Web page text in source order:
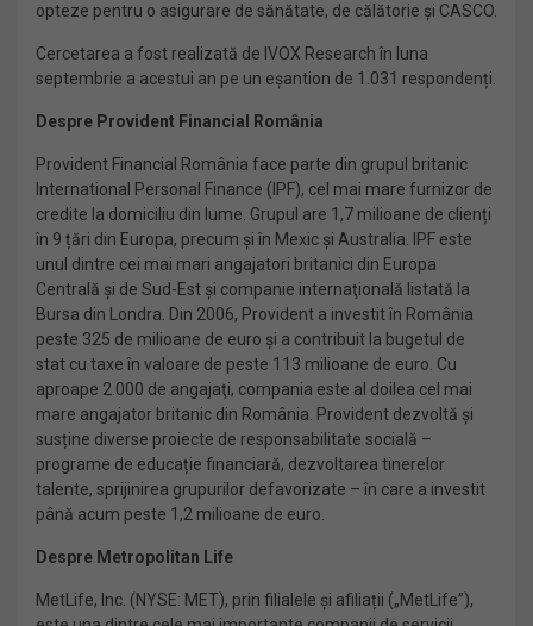
opteze pentru o asigurare de sănătate, de călătorie și CASCO.
Cercetarea a fost realizată de IVOX Research în luna
septembrie a acestui an pe un eșantion de 1.031 respondenți.
Despre Provident Financial România
Provident Financial România face parte din grupul britanic
International Personal Finance (IPF), cel mai mare furnizor de
credite la domiciliu din lume. Grupul are 1,7 milioane de clienți
în 9 țări din Europa, precum şi în Mexic și Australia. IPF este
unul dintre cei mai mari angajatori britanici din Europa
Centrală și de Sud-Est și companie internaţională listată la
Bursa din Londra. Din 2006, Provident a investit în România
peste 325 de milioane de euro și a contribuit la bugetul de
stat cu taxe în valoare de peste 113 milioane de euro. Cu
aproape 2.000 de angajaţi, compania este al doilea cel mai
mare angajator britanic din România. Provident dezvoltă și
susține diverse proiecte de responsabilitate socială –
programe de educație financiară, dezvoltarea tinerelor
talente, sprijinirea grupurilor defavorizate – în care a investit
până acum peste 1,2 milioane de euro.
Despre Metropolitan Life
MetLife, Inc. (NYSE: MET), prin filialele și afiliații („MetLife”),